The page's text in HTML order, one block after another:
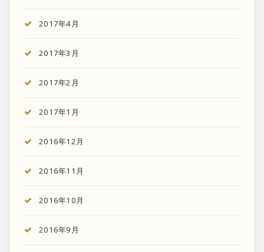
2017年4月
2017年3月
2017年2月
2017年1月
2016年12月
2016年11月
2016年10月
2016年9月